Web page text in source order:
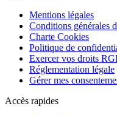
Mentions légales
Conditions générales
Charte Cookies
Politique de
Exercer vos droits
Réglementation légale
Gérer mes
Accès rapides